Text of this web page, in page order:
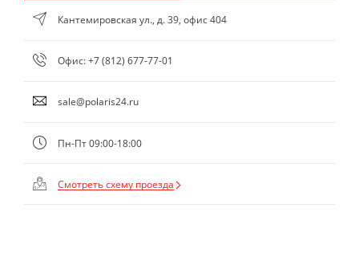
Кантемировская ул., д. 39, офис 404
Офис:+7 (812) 677-77-01
sale@polaris24.ru
Пн-Пт 09:00-18:00
Смотреть схему проезда